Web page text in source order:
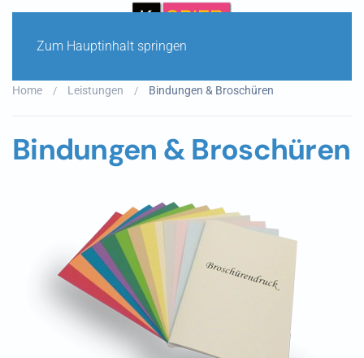
Zum Hauptinhalt springen
Home Leistungen Bindungen & Broschüren
Bindungen & Broschüren